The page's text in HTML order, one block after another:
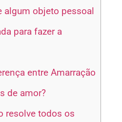
algum objeto pessoal
para fazer a
entre Amarração
de amor?
resolve todos os